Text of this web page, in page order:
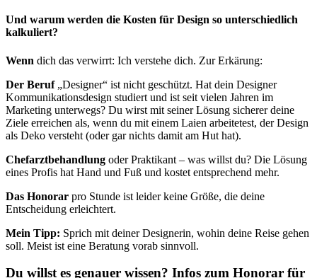
Und warum werden die Kosten für Design so unterschiedlich
kalkuliert?
Wenn dich das verwirrt: Ich verstehe dich. Zur Erkärung:
Der Beruf„Designer“ ist nicht geschützt. Hat dein Designer
Kommunikationsdesign studiert und ist seit vielen Jahren im
Marketing unterwegs? Du wirst mit seiner Lösung sicherer deine
Ziele erreichen als, wenn du mit einem Laien arbeitetest, der Design
als Deko versteht (oder gar nichts damit am Hut hat).
Chefarztbehandlung oder Praktikant – was willst du? Die Lösung
eines Profis hat Hand und Fuß und kostet entsprechend mehr.
Das Honorar pro Stunde ist leider keine Größe, die deine
Entscheidung erleichtert.
Mein Tipp: Sprich mit deiner Designerin, wohin deine Reise gehen
soll. Meist ist eine Beratung vorab sinnvoll.
Du willst es genauer wissen? Infos zum Honorar für